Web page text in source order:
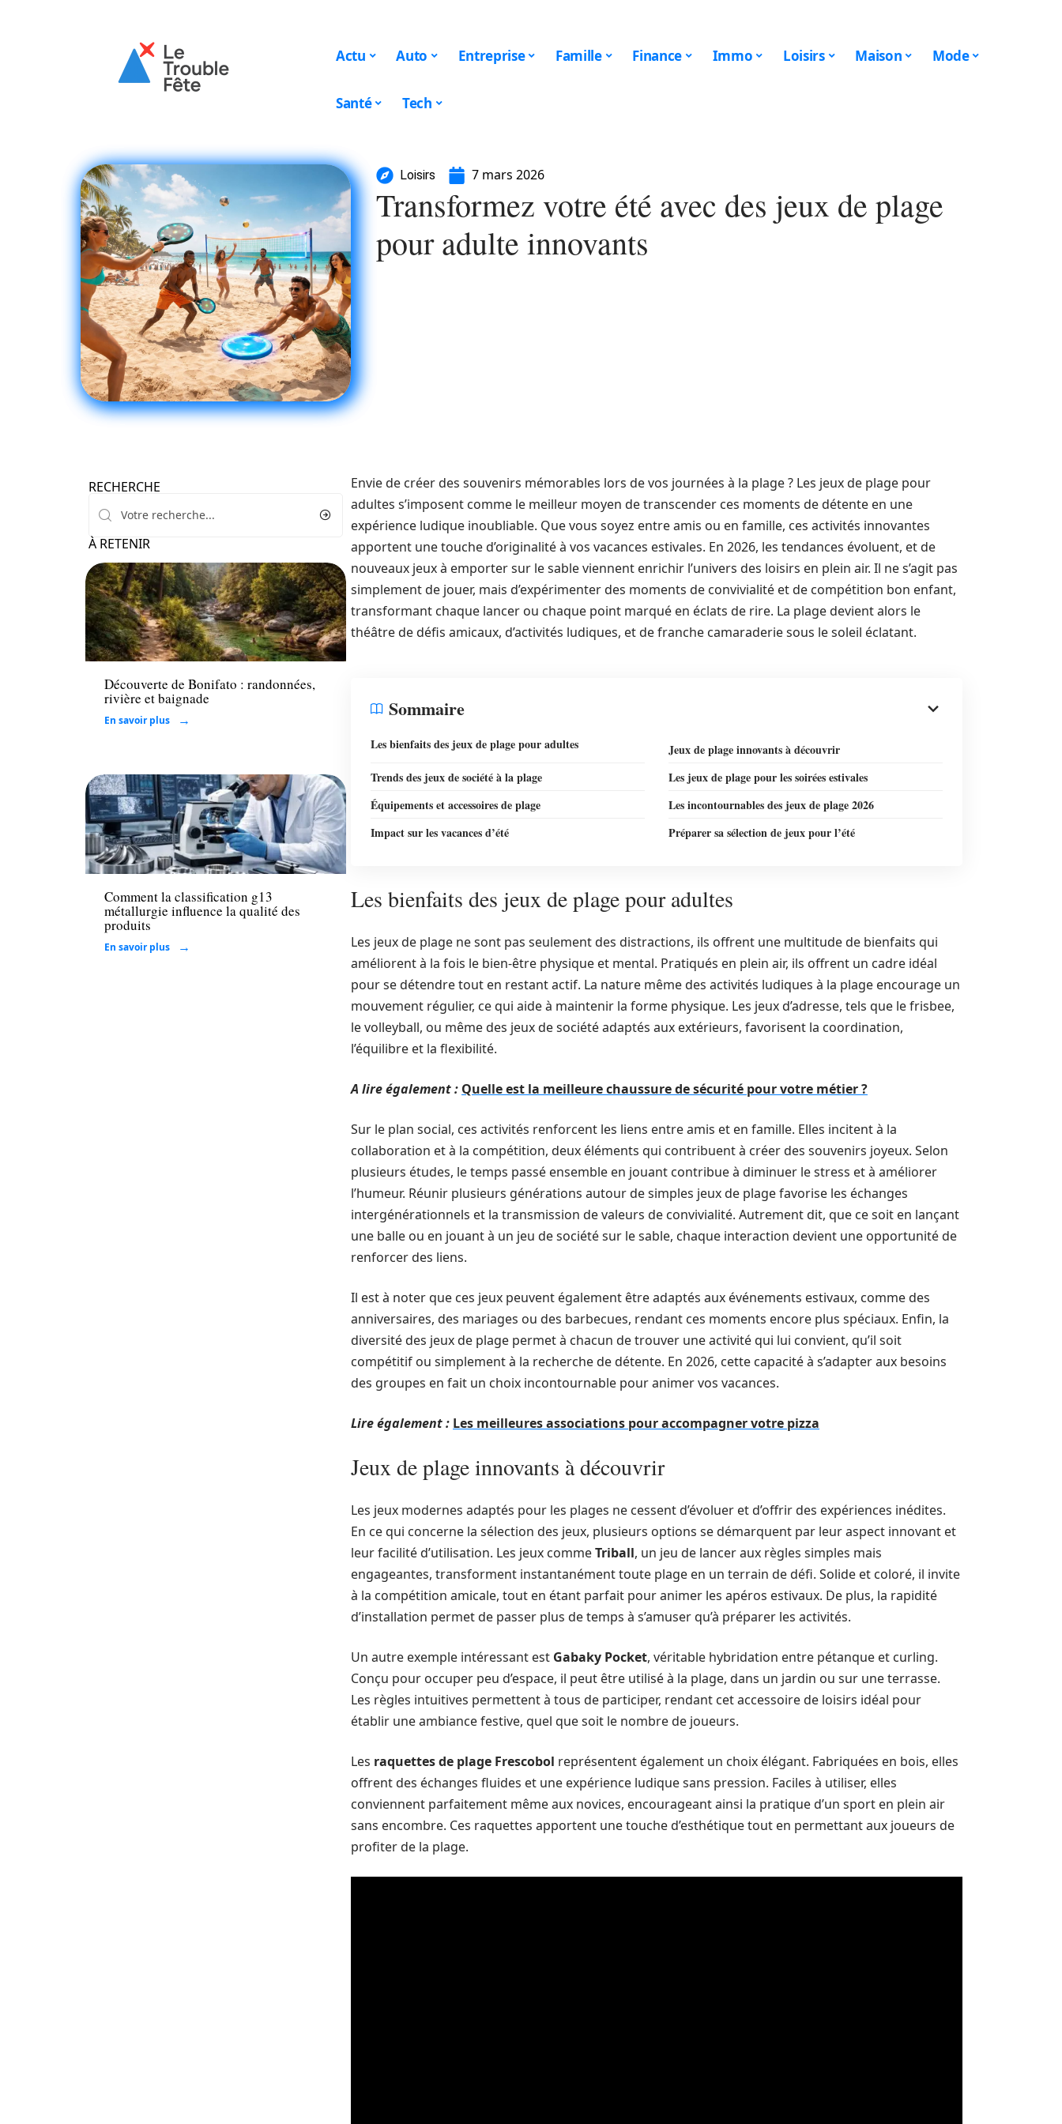
Actu Auto Entreprise Famille Finance Immo Loisirs Maison Mode
Santé Tech
Loisirs 7 mars 2026
Transformez votre été avec des jeux de plage
pour adulte innovants
RECHERCHE
À RETENIR
Loisirs
Découverte de Bonifato : randonnées,
rivière et baignade
En savoir plus
Entreprise
Comment la classification g13
métallurgie influence la qualité des
produits
En savoir plus
Envie de créer des souvenirs mémorables lors de vos journées à la plage ? Les jeux de plage pour
adultes s’imposent comme le meilleur moyen de transcender ces moments de détente en une
expérience ludique inoubliable. Que vous soyez entre amis ou en famille, ces activités innovantes
apportent une touche d’originalité à vos vacances estivales. En 2026, les tendances évoluent, et de
nouveaux jeux à emporter sur le sable viennent enrichir l’univers des loisirs en plein air. Il ne s’agit pas
simplement de jouer, mais d’expérimenter des moments de convivialité et de compétition bon enfant,
transformant chaque lancer ou chaque point marqué en éclats de rire. La plage devient alors le
théâtre de défis amicaux, d’activités ludiques, et de franche camaraderie sous le soleil éclatant.
Sommaire
Les bienfaits des jeux de plage pour adultes
Jeux de plage innovants à découvrir
Trends des jeux de société à la plage
Les jeux de plage pour les soirées estivales
Équipements et accessoires de plage
Les incontournables des jeux de plage 2026
Impact sur les vacances d’été
Préparer sa sélection de jeux pour l’été
Les bienfaits des jeux de plage pour adultes
Les jeux de plage ne sont pas seulement des distractions, ils offrent une multitude de bienfaits qui
améliorent à la fois le bien-être physique et mental. Pratiqués en plein air, ils offrent un cadre idéal
pour se détendre tout en restant actif. La nature même des activités ludiques à la plage encourage un
mouvement régulier, ce qui aide à maintenir la forme physique. Les jeux d’adresse, tels que le frisbee,
le volleyball, ou même des jeux de société adaptés aux extérieurs, favorisent la coordination,
l’équilibre et la flexibilité.
A lire également : Quelle est la meilleure chaussure de sécurité pour votre métier ?
Sur le plan social, ces activités renforcent les liens entre amis et en famille. Elles incitent à la
collaboration et à la compétition, deux éléments qui contribuent à créer des souvenirs joyeux. Selon
plusieurs études, le temps passé ensemble en jouant contribue à diminuer le stress et à améliorer
l’humeur. Réunir plusieurs générations autour de simples jeux de plage favorise les échanges
intergénérationnels et la transmission de valeurs de convivialité. Autrement dit, que ce soit en lançant
une balle ou en jouant à un jeu de société sur le sable, chaque interaction devient une opportunité de
renforcer des liens.
Il est à noter que ces jeux peuvent également être adaptés aux événements estivaux, comme des
anniversaires, des mariages ou des barbecues, rendant ces moments encore plus spéciaux. Enfin, la
diversité des jeux de plage permet à chacun de trouver une activité qui lui convient, qu’il soit
compétitif ou simplement à la recherche de détente. En 2026, cette capacité à s’adapter aux besoins
des groupes en fait un choix incontournable pour animer vos vacances.
Lire également : Les meilleures associations pour accompagner votre pizza
Jeux de plage innovants à découvrir
Les jeux modernes adaptés pour les plages ne cessent d’évoluer et d’offrir des expériences inédites.
En ce qui concerne la sélection des jeux, plusieurs options se démarquent par leur aspect innovant et
leur facilité d’utilisation. Les jeux commeTriball, un jeu de lancer aux règles simples mais
engageantes, transforment instantanément toute plage en un terrain de défi. Solide et coloré, il invite
à la compétition amicale, tout en étant parfait pour animer les apéros estivaux. De plus, la rapidité
d’installation permet de passer plus de temps à s’amuser qu’à préparer les activités.
Un autre exemple intéressant est Gabaky Pocket, véritable hybridation entre pétanque et curling.
Conçu pour occuper peu d’espace, il peut être utilisé à la plage, dans un jardin ou sur une terrasse.
Les règles intuitives permettent à tous de participer, rendant cet accessoire de loisirs idéal pour
établir une ambiance festive, quel que soit le nombre de joueurs.
Les raquettes de plage Frescobol représentent également un choix élégant. Fabriquées en bois, elles
offrent des échanges fluides et une expérience ludique sans pression. Faciles à utiliser, elles
conviennent parfaitement même aux novices, encourageant ainsi la pratique d’un sport en plein air
sans encombre. Ces raquettes apportent une touche d’esthétique tout en permettant aux joueurs de
profiter de la plage.